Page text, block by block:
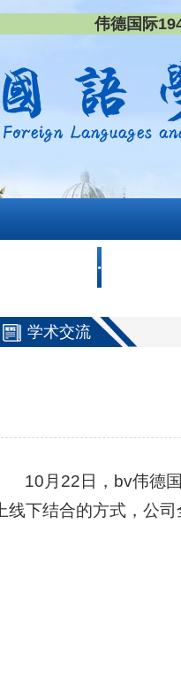
伟德国际
学术交流
10 月 22 日，bv伟德
上线下结合的方式，公